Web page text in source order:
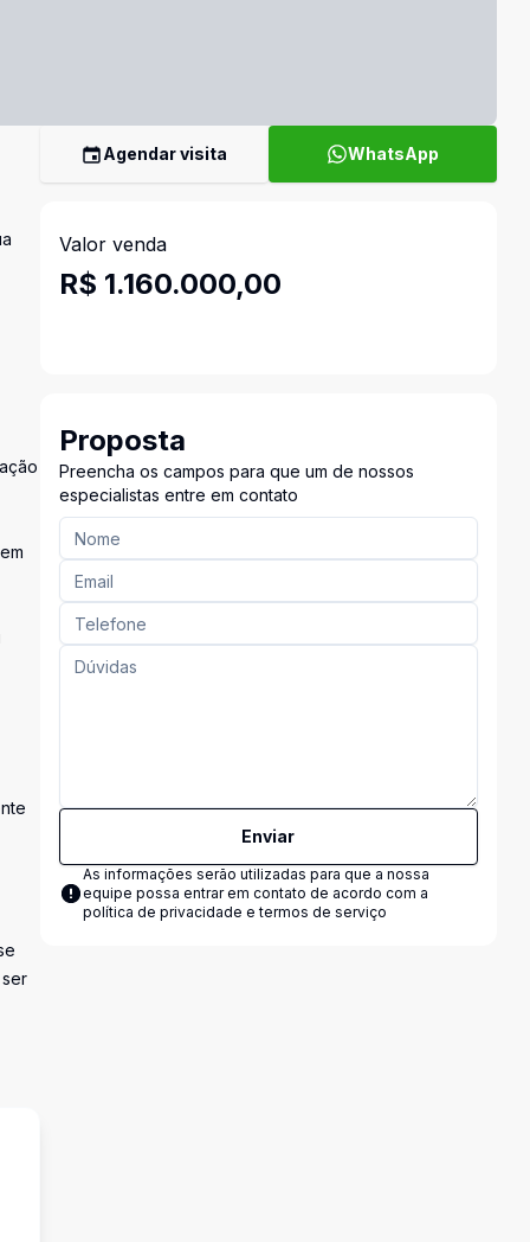
Agendar visita WhatsApp
Valor venda
R$ 1.160.000,00
Proposta
Preencha os campos para que um de nossos
especialistas entre em contato
Enviar
As informações serão utilizadas para que a nossa
equipe possa entrar em contato de acordo com a
política de privacidade e termos de serviço